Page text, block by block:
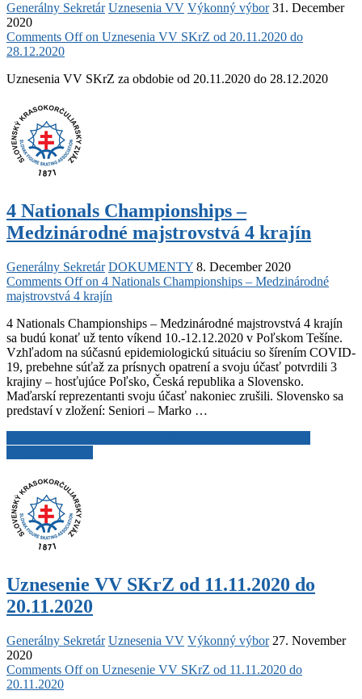
Generálny Sekretár Uznesenia VV Výkonný výbor 31. December
2020
Comments Offon Uznesenia VV SKrZ od 20.11.2020 do
28.12.2020
Uznesenia VV SKrZ za obdobie od 20.11.2020 do 28.12.2020
4 Nationals Championships –
Medzinárodné majstrovstvá 4 krajín
Generálny Sekretár DOKUMENTY 8. December 2020
Comments Offon 4 Nationals Championships – Medzinárodné
majstrovstvá 4 krajín
4 Nationals Championships – Medzinárodné majstrovstvá 4 krajín
sa budú konať už tento víkend 10.-12.12.2020 v Poľskom Tešíne.
Vzhľadom na súčasnú epidemiologickú situáciu so šírením COVID-
19, prebehne súťaž za prísnych opatrení a svoju účasť potvrdili 3
krajiny – hosťujúce Poľsko, Česká republika a Slovensko.
Maďarskí reprezentanti svoju účasť nakoniec zrušili. Slovensko sa
predstaví v zložení: Seniori – Marko …
Uznesenie VV SKrZ od 11.11.2020 do
20.11.2020
Generálny Sekretár Uznesenia VV Výkonný výbor 27. November
2020
Comments Offon Uznesenie VV SKrZ od 11.11.2020 do
20.11.2020